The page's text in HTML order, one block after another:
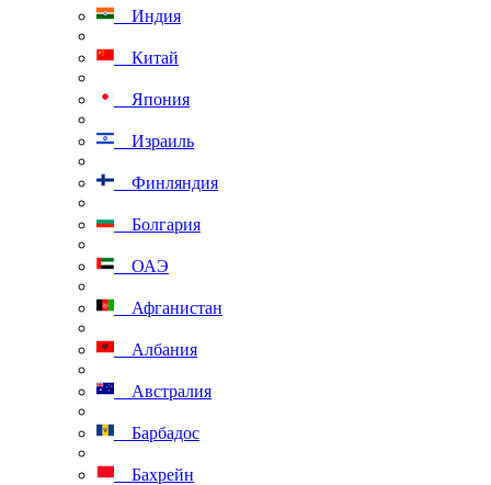
Индия
Китай
Япония
Израиль
Финляндия
Болгария
ОАЭ
Афганистан
Албания
Австралия
Барбадос
Бахрейн